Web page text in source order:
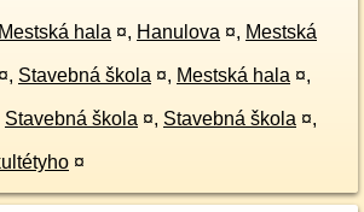
Mestská hala ¤, Hanulova ¤, Mestská
¤, Stavebná škola ¤, Mestská hala ¤,
Stavebná škola ¤, Stavebná škola ¤,
¤